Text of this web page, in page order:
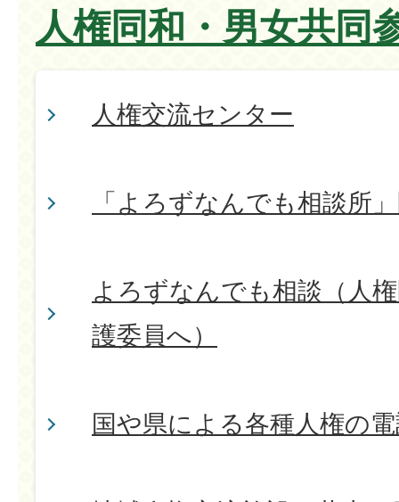
人権同和・男女共同
人権交流センター
「よろずなんでも相談所
よろずなんでも相談（人
護委員へ）
国や県による各種人権の